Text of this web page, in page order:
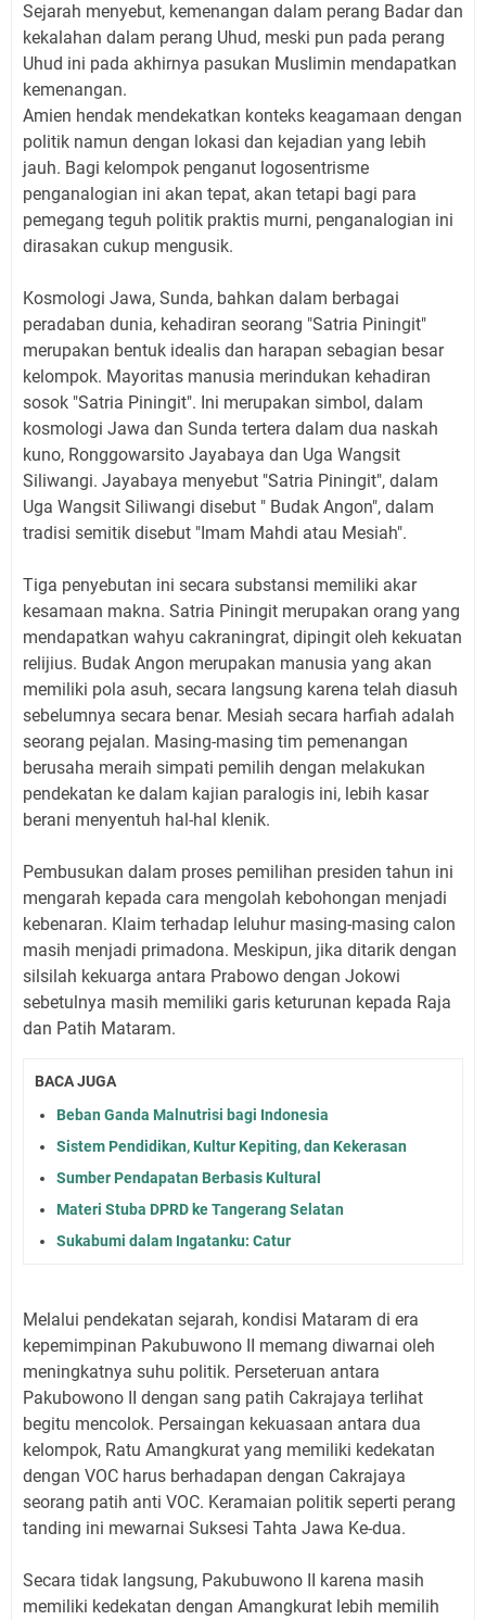
Sejarah menyebut, kemenangan dalam perang Badar dan
kekalahan dalam perang Uhud, meski pun pada perang
Uhud ini pada akhirnya pasukan Muslimin mendapatkan
kemenangan.
Amien hendak mendekatkan konteks keagamaan dengan
politik namun dengan lokasi dan kejadian yang lebih
jauh. Bagi kelompok penganut logosentrisme
penganalogian ini akan tepat, akan tetapi bagi para
pemegang teguh politik praktis murni, penganalogian ini
dirasakan cukup mengusik.
Kosmologi Jawa, Sunda, bahkan dalam berbagai
peradaban dunia, kehadiran seorang "Satria Piningit"
merupakan bentuk idealis dan harapan sebagian besar
kelompok. Mayoritas manusia merindukan kehadiran
sosok "Satria Piningit". Ini merupakan simbol, dalam
kosmologi Jawa dan Sunda tertera dalam dua naskah
kuno, Ronggowarsito Jayabaya dan Uga Wangsit
Siliwangi. Jayabaya menyebut "Satria Piningit", dalam
Uga Wangsit Siliwangi disebut " Budak Angon", dalam
tradisi semitik disebut "Imam Mahdi atau Mesiah".
Tiga penyebutan ini secara substansi memiliki akar
kesamaan makna. Satria Piningit merupakan orang yang
mendapatkan wahyu cakraningrat, dipingit oleh kekuatan
relijius. Budak Angon merupakan manusia yang akan
memiliki pola asuh, secara langsung karena telah diasuh
sebelumnya secara benar. Mesiah secara harfiah adalah
seorang pejalan. Masing-masing tim pemenangan
berusaha meraih simpati pemilih dengan melakukan
pendekatan ke dalam kajian paralogis ini, lebih kasar
berani menyentuh hal-hal klenik.
Pembusukan dalam proses pemilihan presiden tahun ini
mengarah kepada cara mengolah kebohongan menjadi
kebenaran. Klaim terhadap leluhur masing-masing calon
masih menjadi primadona. Meskipun, jika ditarik dengan
silsilah kekuarga antara Prabowo dengan Jokowi
sebetulnya masih memiliki garis keturunan kepada Raja
dan Patih Mataram.
BACA JUGA
Beban Ganda Malnutrisi bagi Indonesia
Sistem Pendidikan, Kultur Kepiting, dan Kekerasan
Sumber Pendapatan Berbasis Kultural
Materi Stuba DPRD ke Tangerang Selatan
Sukabumi dalam Ingatanku: Catur
Melalui pendekatan sejarah, kondisi Mataram di era
kepemimpinan Pakubuwono II memang diwarnai oleh
meningkatnya suhu politik. Perseteruan antara
Pakubowono II dengan sang patih Cakrajaya terlihat
begitu mencolok. Persaingan kekuasaan antara dua
kelompok, Ratu Amangkurat yang memiliki kedekatan
dengan VOC harus berhadapan dengan Cakrajaya
seorang patih anti VOC. Keramaian politik seperti perang
tanding ini mewarnai Suksesi Tahta Jawa Ke-dua.
Secara tidak langsung, Pakubuwono II karena masih
memiliki kedekatan dengan Amangkurat lebih memilih